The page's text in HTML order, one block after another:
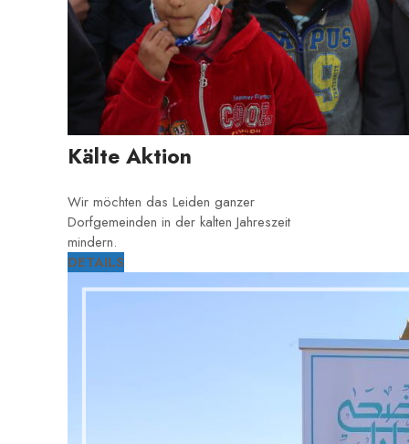
Kälte Aktion
Wir möchten das Leiden ganzer
Dorfgemeinden in der kalten Jahreszeit
mindern.
DETAILS